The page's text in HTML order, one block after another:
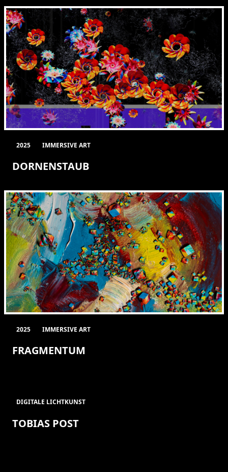
2025 IMMERSIVE ART
DORNENSTAUB
2025 IMMERSIVE ART
FRAGMENTUM
DIGITALE LICHTKUNST
TOBIAS POST